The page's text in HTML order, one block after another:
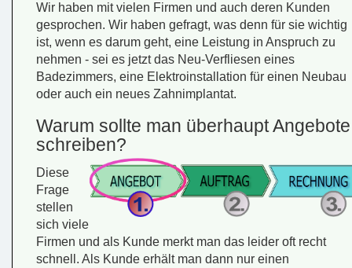
Wir haben mit vielen Firmen und auch deren Kunden
gesprochen. Wir haben gefragt, was denn für sie wichtig
ist, wenn es darum geht, eine Leistung in Anspruch zu
nehmen - sei es jetzt das Neu-Verfliesen eines
Badezimmers, eine Elektroinstallation für einen Neubau
oder auch ein neues Zahnimplantat.
Warum sollte man überhaupt Angebote
schreiben?
Diese
Frage
stellen
sich viele
Firmen und als Kunde merkt man das leider oft recht
schnell. Als Kunde erhält man dann nur einen